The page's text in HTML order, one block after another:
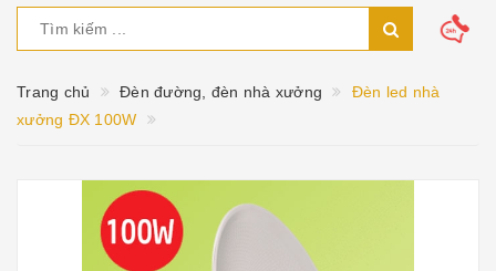
Trang chủ Đèn đường, đèn nhà xưởng
Đèn led nhà
xưởng ĐX 100W